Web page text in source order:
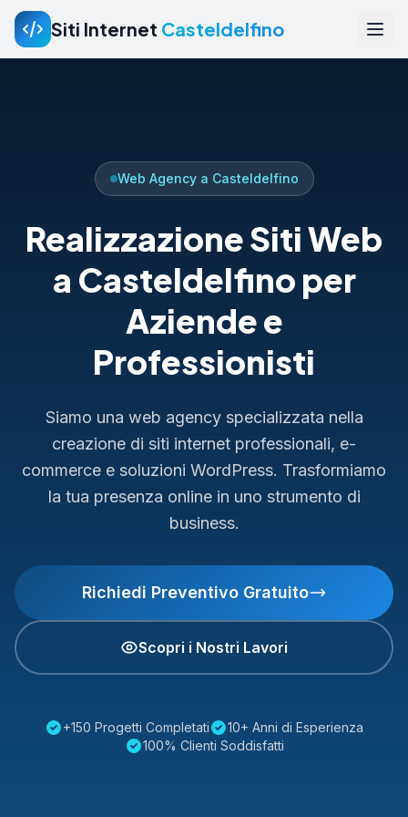
Siti Internet Casteldelfino
Web Agency a Casteldelfino
Realizzazione Siti Web
a Casteldelfino per
Aziende e
Professionisti
Siamo una web agency specializzata nella
creazione di siti internet professionali, e-
commerce e soluzioni WordPress. Trasformiamo
la tua presenza online in uno strumento di
business.
Richiedi Preventivo Gratuito
Scopri i Nostri Lavori
+150 Progetti Completati
10+ Anni di Esperienza
100% Clienti Soddisfatti